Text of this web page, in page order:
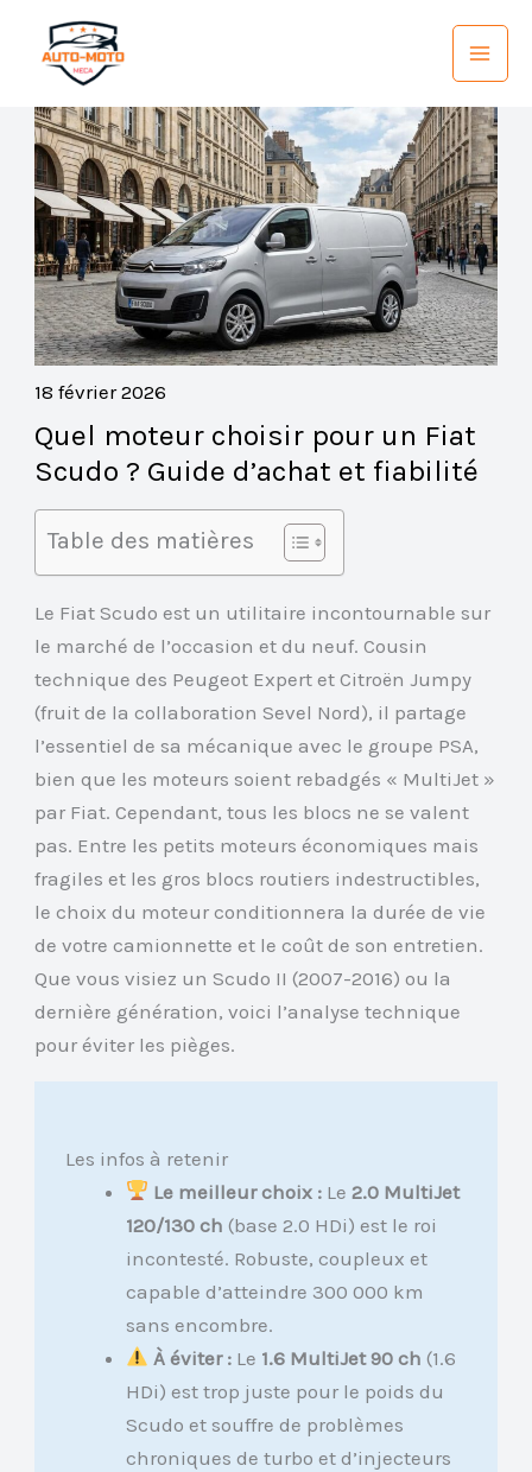
contenu
18 février 2026
Quel moteur choisir pour un Fiat
Scudo ? Guide d’achat et fiabilité
Table des matières
Le Fiat Scudo est un utilitaire incontournable sur
le marché de l’occasion et du neuf. Cousin
technique des Peugeot Expert et Citroën Jumpy
(fruit de la collaboration Sevel Nord), il partage
l’essentiel de sa mécanique avec le groupe PSA,
bien que les moteurs soient rebadgés « MultiJet »
par Fiat. Cependant, tous les blocs ne se valent
pas. Entre les petits moteurs économiques mais
fragiles et les gros blocs routiers indestructibles,
le choix du moteur conditionnera la durée de vie
de votre camionnette et le coût de son entretien.
Que vous visiez un Scudo II (2007-2016) ou la
dernière génération, voici l’analyse technique
pour éviter les pièges.
Les infos à retenir
Le meilleur choix : Le2.0 MultiJet
120/130 ch (base 2.0 HDi) est le roi
incontesté. Robuste, coupleux et
capable d’atteindre 300 000 km
sans encombre.
À éviter : Le 1.6 MultiJet 90 ch (1.6
HDi) est trop juste pour le poids du
Scudo et souffre de problèmes
chroniques de turbo et d’injecteurs